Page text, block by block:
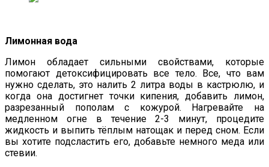
Лимонная вода
Лимон обладает сильными свойствами, которые
помогают детоксифицировать все тело. Все, что вам
нужно сделать, это налить 2 литра воды в кастрюлю, и
когда она достигнет точки кипения, добавить лимон,
разрезанный пополам с кожурой. Нагревайте на
медленном огне в течение 2-3 минут, процедите
жидкость и выпить тёплым натощак и перед сном. Если
вы хотите подсластить его, добавьте немного меда или
стевии.